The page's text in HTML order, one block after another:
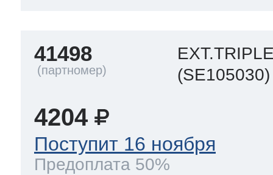
41498
(SE105030)
4204
Поступит 16 ноября
Предоплата 50%